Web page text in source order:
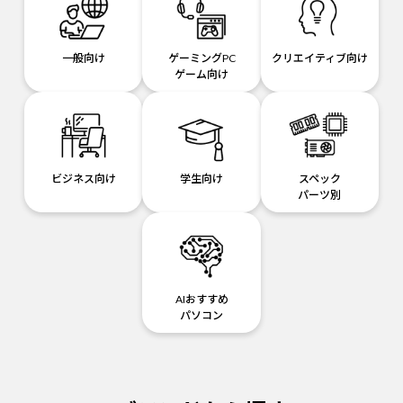
一般向け
ゲーミングPC
ゲーム向け
クリエイティブ向け
ビジネス向け 学生向け
スペック
パーツ別
AIおすすめ
パソコン